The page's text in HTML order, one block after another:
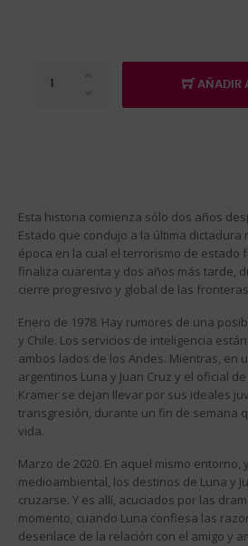
AÑADIR
Esta historia comienza sólo dos años
Estado que condujo a la última dictadura
época en la cual el terrorismo de estado
finaliza cuarenta y dos años más tarde,
cierre progresivo y global de las
Enero de 1978. Hay rumores de una
y Chile. Los servicios de inteligencia
ambos lados de los Andes. Mientras, en
argentinos Luna y Juan Cruz y el oficial
Kramer se dejan llevar por sus ideales
transgresión, durante un fin de semana
vida.
Marzo de 2020. En aquel mismo entorno,
medioambiental, los destinos de Luna y
cruzarse. Y es allí, acuciados por las
momento, cuando Luna confiesa las
desenlace de la relación con el amigo y